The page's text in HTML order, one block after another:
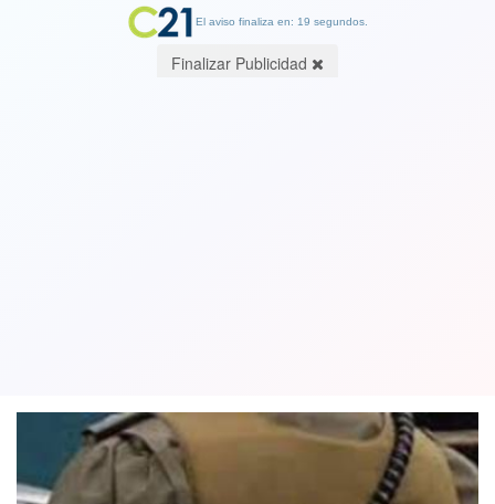
El aviso finaliza en: 19 segundos.
Finalizar Publicidad